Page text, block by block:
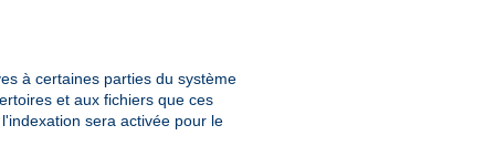
à certaines parties du système
et aux fichiers que ces
sera activée pour le